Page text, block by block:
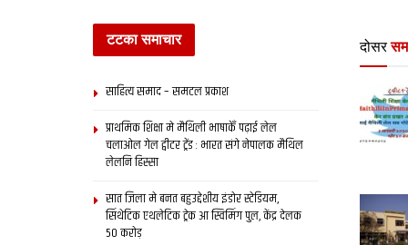
दोसर
टटका समाचार
साहित्य समाद – समटल प्रकाश
प्राथमिक शि‍क्षा मे मैथि‍ली भाषाकेँ पढ़ाई लेल
चलाओल गेल ट्वीटर ट्रेंड : भारत संगे नेपालक मैथिल
लेलनि हिस्सा
सात जिला मे बनत बहुउद्देशीय इंडोर स्‍टेडि‍यम,
सिंथेटिक एथलेटिक ट्रेक आ स्विमिंग पुल, केंद्र देलक
50 करोड़